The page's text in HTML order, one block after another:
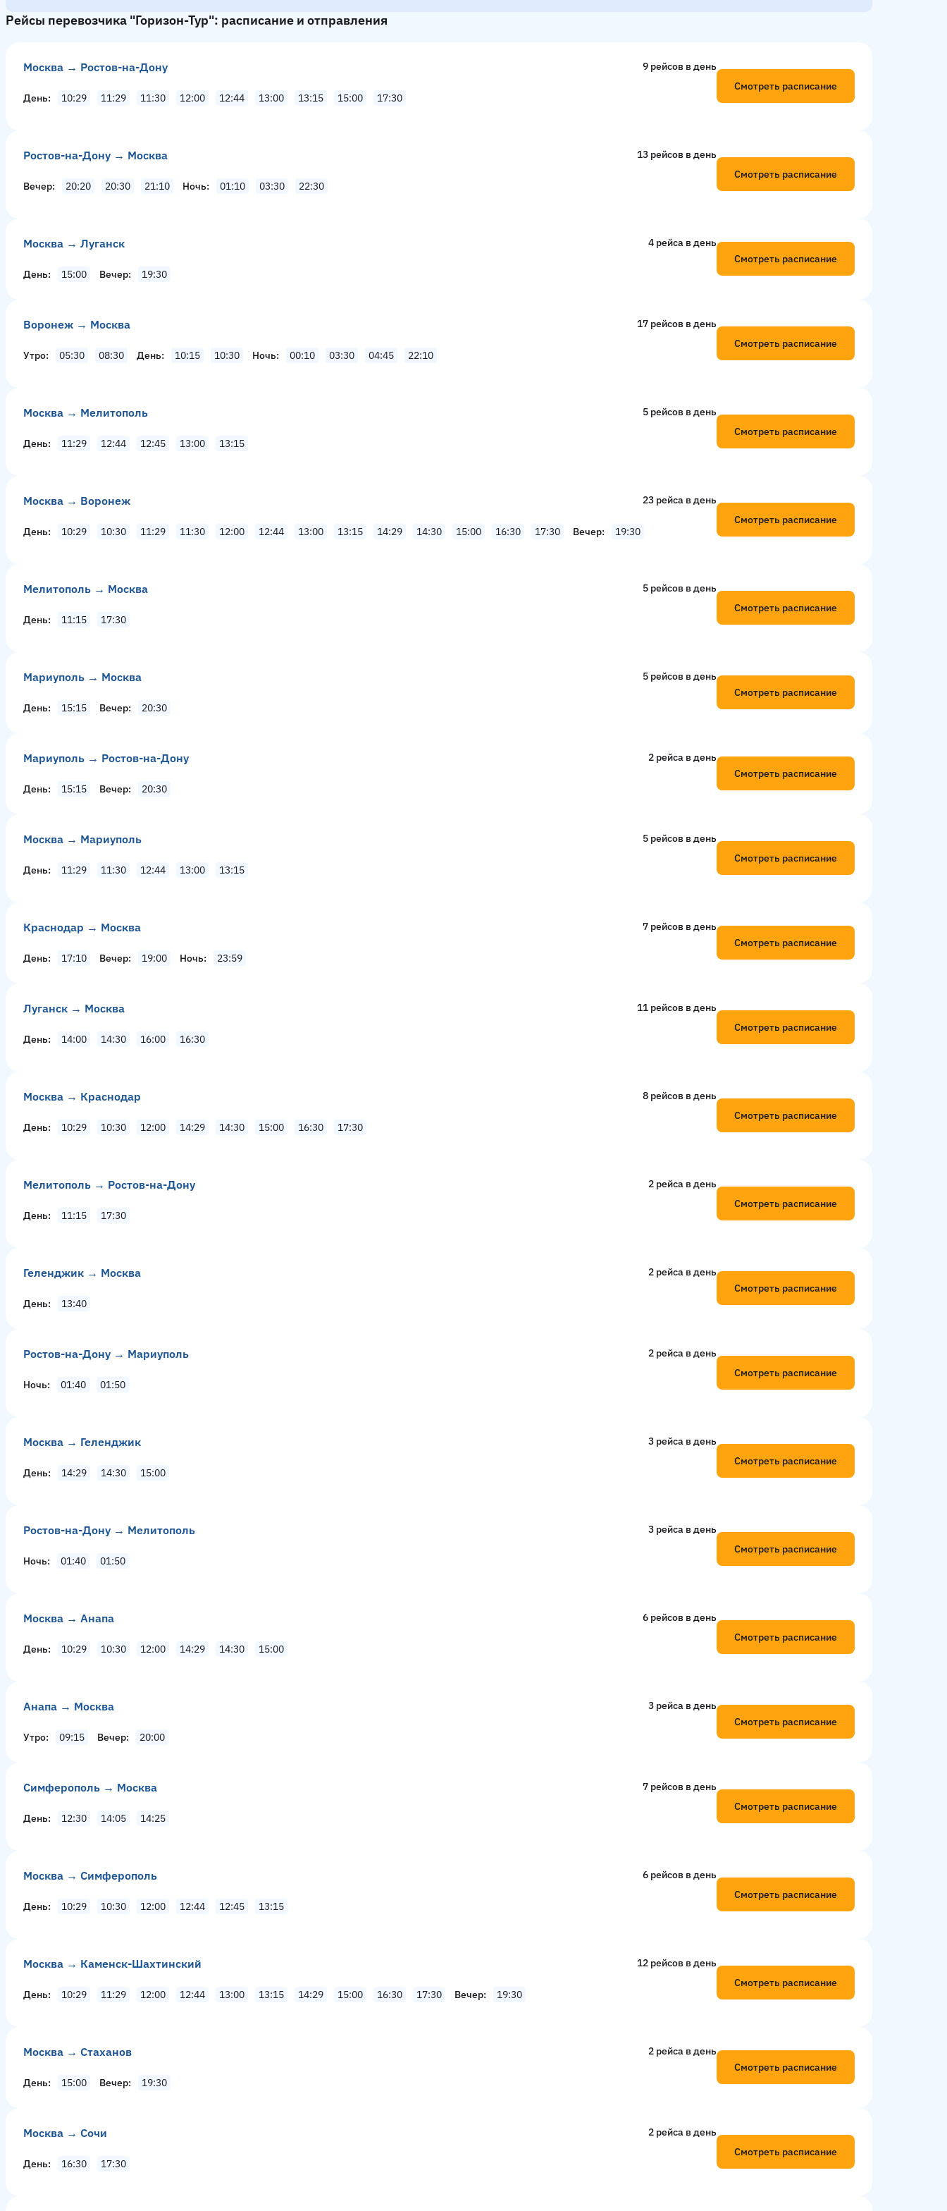
Рейсы перевозчика "Горизон-Тур": расписание и отправления
Москва → Ростов-на-Дону 9 рейсов в день
День 10:29 11:29 11:30 12:00 12:44 13:00 13:15 15:00 17:30
Смотреть расписание
Ростов-на-Дону → Москва 13 рейсов в день
Вечер 20:20 20:30 21:10 Ночь 01:10 03:30 22:30
Смотреть расписание
Москва → Луганск 4 рейсa в день
День 15:00 Вечер 19:30
Смотреть расписание
Воронеж → Москва 17 рейсов в день
Утро 05:30 08:30 День 10:15 10:30 Ночь 00:10 03:30 04:45 22:10
Смотреть расписание
Москва → Мелитополь 5 рейсов в день
День 11:29 12:44 12:45 13:00 13:15
Смотреть расписание
Москва → Воронеж 23 рейсa в день
День 10:29 10:30 11:29 11:30 12:00 12:44 13:00 13:15 14:29 14:30 15:00 16:30 17:30 Вечер 19:30
Смотреть расписание
Мелитополь → Москва 5 рейсов в день
День 11:15 17:30
Смотреть расписание
Мариуполь → Москва 5 рейсов в день
День 15:15 Вечер 20:30
Смотреть расписание
Мариуполь → Ростов-на-Дону 2 рейсa в день
День 15:15 Вечер 20:30
Смотреть расписание
Москва → Мариуполь 5 рейсов в день
День 11:29 11:30 12:44 13:00 13:15
Смотреть расписание
Краснодар → Москва 7 рейсов в день
День 17:10 Вечер 19:00 Ночь 23:59
Смотреть расписание
Луганск → Москва 11 рейсов в день
День 14:00 14:30 16:00 16:30
Смотреть расписание
Москва → Краснодар 8 рейсов в день
День 10:29 10:30 12:00 14:29 14:30 15:00 16:30 17:30
Смотреть расписание
Мелитополь → Ростов-на-Дону 2 рейсa в день
День 11:15 17:30
Смотреть расписание
Геленджик → Москва 2 рейсa в день
День 13:40
Смотреть расписание
Ростов-на-Дону → Мариуполь 2 рейсa в день
Ночь 01:40 01:50
Смотреть расписание
Москва → Геленджик 3 рейсa в день
День 14:29 14:30 15:00
Смотреть расписание
Ростов-на-Дону → Мелитополь 3 рейсa в день
Ночь 01:40 01:50
Смотреть расписание
Москва → Анапа 6 рейсов в день
День 10:29 10:30 12:00 14:29 14:30 15:00
Смотреть расписание
Анапа → Москва 3 рейсa в день
Утро 09:15 Вечер 20:00
Смотреть расписание
Симферополь → Москва 7 рейсов в день
День 12:30 14:05 14:25
Смотреть расписание
Москва → Симферополь 6 рейсов в день
День 10:29 10:30 12:00 12:44 12:45 13:15
Смотреть расписание
Москва → Каменск-Шахтинский 12 рейсов в день
День 10:29 11:29 12:00 12:44 13:00 13:15 14:29 15:00 16:30 17:30 Вечер 19:30
Смотреть расписание
Москва → Стаханов 2 рейсa в день
День 15:00 Вечер 19:30
Смотреть расписание
Москва → Сочи 2 рейсa в день
День 16:30 17:30
Смотреть расписание